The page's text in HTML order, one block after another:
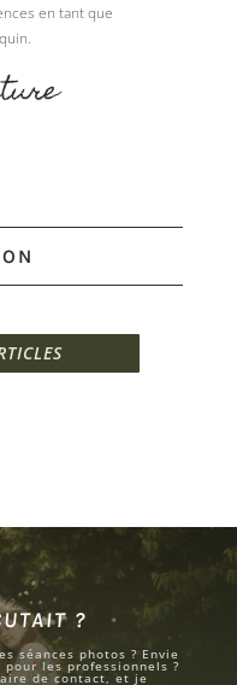
en tant que
?
séances photos ? Envie
les professionnels ?
de contact, et je